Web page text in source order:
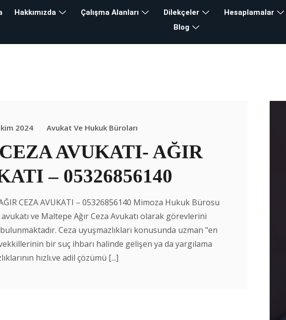
Hakkımızda Çalışma Alanları Dilekçeler Hesaplamalar
Blog
2024 Avukat Ve Hukuk Büroları
AVUKATI- AĞIR
– 05326856140
CEZA AVUKATI – 05326856140 Mimoza Hukuk Bürosu
ve Maltepe Ağır Ceza Avukatı olarak görevlerini
Ceza uyuşmazlıkları konusunda uzman "en
bir suç ihbarı halinde gelişen ya da yargılama
hızlı.ve adil çözümü [...]